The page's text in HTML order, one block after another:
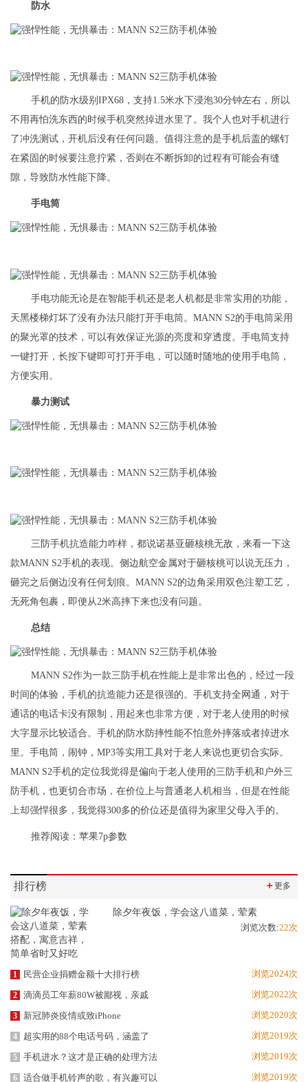
防水
手机的防水级别IPX68，支持1.5米水下浸泡30分钟左右，所以
不用再怕洗东西的时候手机突然掉进水里了。我个人也对手机进行
了冲洗测试，开机后没有任何问题。值得注意的是手机后盖的螺钉
在紧固的时候要注意拧紧，否则在不断拆卸的过程有可能会有缝
隙，导致防水性能下降。
手电筒
手电功能无论是在智能手机还是老人机都是非常实用的功能，
天黑楼梯灯坏了没有办法只能打开手电筒。MANN S2的手电筒采用
的聚光罩的技术，可以有效保证光源的亮度和穿透度。手电筒支持
一键打开，长按下键即可打开手电，可以随时随地的使用手电筒，
方便实用。
暴力测试
三防手机抗造能力咋样，都说诺基亚砸核桃无敌，来看一下这
款MANN S2手机的表现。侧边航空金属对于砸核桃可以说无压力，
砸完之后侧边没有任何划痕。MANN S2的边角采用双色注塑工艺，
无死角包裹，即便从2米高摔下来也没有问题。
总结
MANN S2作为一款三防手机在性能上是非常出色的，经过一段
时间的体验，手机的抗造能力还是很强的。手机支持全网通，对于
通话的电话卡没有限制，用起来也非常方便，对于老人使用的时候
大字显示比较适合。手机的防水防摔性能不怕意外摔落或者掉进水
里。手电筒，闹钟，MP3等实用工具对于老人来说也更切合实际。
MANN S2手机的定位我觉得是偏向于老人使用的三防手机和户外三
防手机，也更切合市场，在价位上与普通老人机相当，但是在性能
上却强悍很多，我觉得300多的价位还是值得为家里父母入手的。
推荐阅读： 苹果7p参数
排行榜 ＋更多
除夕年夜饭，学会这八道菜，荤素
浏览次数:22次
1 民营企业捐赠金额十大排行榜 浏览2024次
2 滴滴员工年薪80W被鄙视，亲戚 浏览2022次
3 新冠肺炎疫情或致iPhone 浏览2020次
4 超实用的88个电话号码，涵盖了 浏览2019次
5 手机进水？这才是正确的处理方法 浏览2019次
6 适合做手机铃声的歌，有兴趣可以 浏览2019次